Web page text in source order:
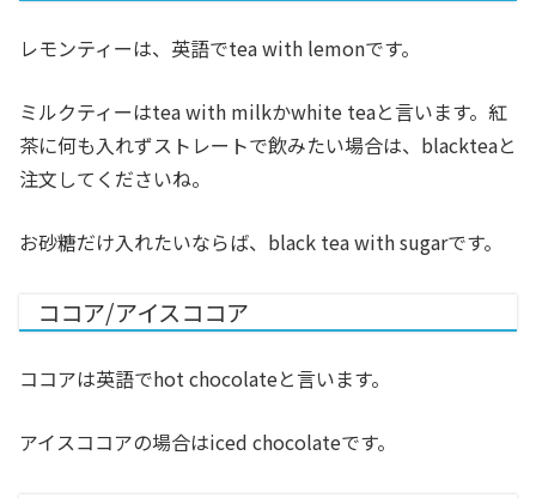
レモンティーは、英語でtea with lemonです。
ミルクティーはtea with milkかwhite teaと言います。紅
茶に何も入れずストレートで飲みたい場合は、blackteaと
注文してくださいね。
お砂糖だけ入れたいならば、black tea with sugarです。
ココア/アイスココア
ココアは英語でhot chocolateと言います。
アイスココアの場合はiced chocolateです。